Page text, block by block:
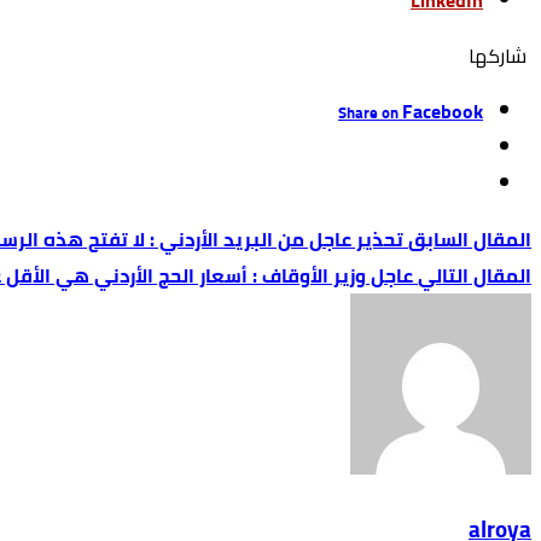
‫‫ شاركها‬
Share onFacebook
تحذير عاجل من البريد الأردني : لا تفتح هذه
عاجل وزير الأوقاف : أسعار الحج الأردني هي
alroya